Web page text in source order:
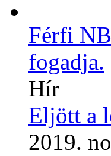
Férfi
fogadja.
Hír
Eljött a
2019.